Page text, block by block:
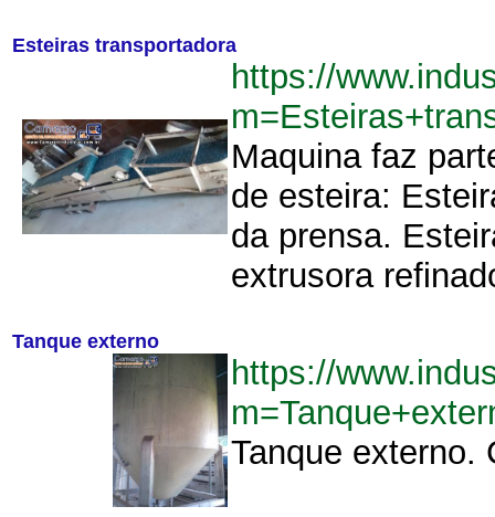
Esteiras transportadora
https://
Maquina faz
de esteira:
da prensa.
extrusora
Tanque externo
https://
Tanque externo.